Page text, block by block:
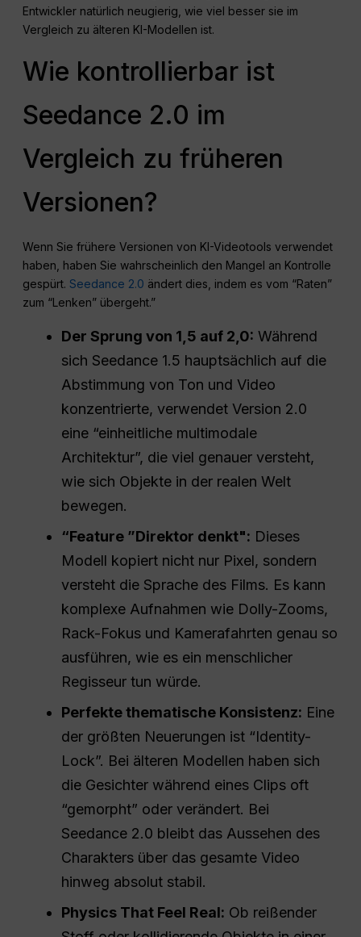
Entwickler natürlich neugierig, wie viel besser sie im
Vergleich zu älteren KI-Modellen ist.
Wie kontrollierbar ist
Seedance 2.0 im
Vergleich zu früheren
Versionen?
Wenn Sie frühere Versionen von KI-Videotools verwendet
haben, haben Sie wahrscheinlich den Mangel an Kontrolle
gespürt.Seedance 2.0 ändert dies, indem es vom “Raten”
zum “Lenken” übergeht.”
Der Sprung von 1,5 auf 2,0: Während
sich Seedance 1.5 hauptsächlich auf die
Abstimmung von Ton und Video
konzentrierte, verwendet Version 2.0
eine “einheitliche multimodale
Architektur”, die viel genauer versteht,
wie sich Objekte in der realen Welt
bewegen.
“Feature ”Direktor denkt": Dieses
Modell kopiert nicht nur Pixel, sondern
versteht die Sprache des Films. Es kann
komplexe Aufnahmen wie Dolly-Zooms,
Rack-Fokus und Kamerafahrten genau so
ausführen, wie es ein menschlicher
Regisseur tun würde.
Perfekte thematische Konsistenz: Eine
der größten Neuerungen ist “Identity-
Lock”. Bei älteren Modellen haben sich
die Gesichter während eines Clips oft
“gemorpht” oder verändert. Bei
Seedance 2.0 bleibt das Aussehen des
Charakters über das gesamte Video
hinweg absolut stabil.
Physics That Feel Real: Ob reißender